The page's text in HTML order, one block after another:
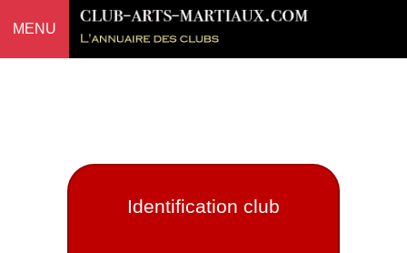
MENU
Identification club